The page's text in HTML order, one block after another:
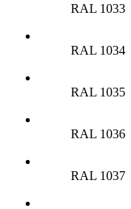
RAL 1033
RAL 1034
RAL 1035
RAL 1036
RAL 1037